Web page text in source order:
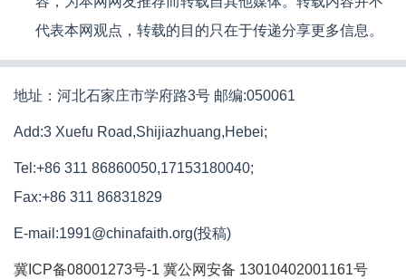
代表本网观点，转载的目的只在于传递分享更多信息。
地址：河北石家庄市学府路3号 邮编:050061
Add:3 Xuefu Road,Shijiazhuang,Hebei;
Tel:+86 311 86860050,17153180040;
Fax:+86 311 86831829
E-mail:1991@chinafaith.org(投稿)
冀ICP备08001273号-1 冀公网安备 13010402001161号